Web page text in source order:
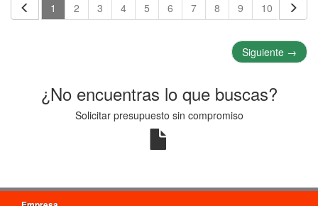
1 2 3 4 5 6 7 8 9 10 11
Siguiente →
¿No encuentras lo que buscas?
Solicitar presupuesto sin compromiso